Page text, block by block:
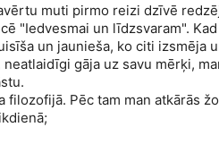
muti pirmo reizi dzīvē
"Iedvesmai un līdzsvaram".
un jaunieša, ko citi izsmēja
gāja uz savu mērķi,
Pēc tam man atkārās